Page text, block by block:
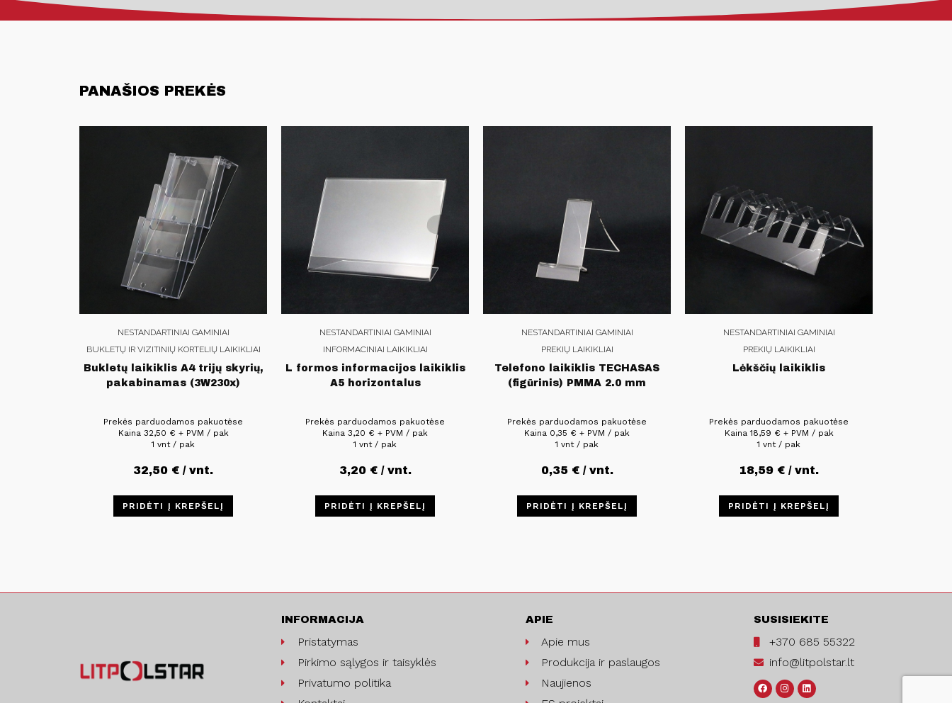
PANAŠIOS PREKĖS
NESTANDARTINIAI GAMINIAI
BUKLETŲ IR VIZITINIŲ KORTELIŲ LAIKIKLIAI
Bukletų laikiklis A4 trijų skyrių,
pakabinamas (3W230x)
Prekės parduodamos pakuotėse
Kaina 32,50 €+ PVM / pak
1 vnt / pak
32,50 € / vnt.
PRIDĖTI Į KREPŠELĮ
NESTANDARTINIAI GAMINIAI
INFORMACINIAI LAIKIKLIAI
L formos informacijos laikiklis
A5 horizontalus
Prekės parduodamos pakuotėse
Kaina 3,20 € + PVM / pak
1 vnt / pak
3,20 €/ vnt.
PRIDĖTI Į KREPŠELĮ
NESTANDARTINIAI GAMINIAI
PREKIŲ LAIKIKLIAI
Telefono laikiklis TECHASAS
(figūrinis) PMMA 2.0 mm
Prekės parduodamos pakuotėse
Kaina 0,35 € + PVM / pak
1 vnt / pak
0,35 €/ vnt.
PRIDĖTI Į KREPŠELĮ
NESTANDARTINIAI GAMINIAI
PREKIŲ LAIKIKLIAI
Lėkščių laikiklis
Prekės parduodamos pakuotėse
Kaina18,59 €+ PVM / pak
1 vnt / pak
18,59 € / vnt.
PRIDĖTI Į KREPŠELĮ
INFORMACIJA
Pristatymas
Pirkimo sąlygos ir taisyklės
Privatumo politika
APIE
Apie mus
Produkcija ir paslaugos
Naujienos
SUSISIEKITE
+370 685 55322
info@litpolstar.lt